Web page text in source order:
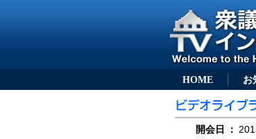
HOME お
開会日 ：